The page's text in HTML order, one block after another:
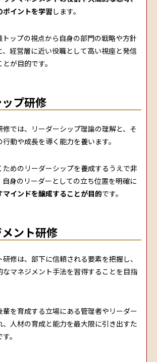
ポイントを学習 します。
トップの視点から自身の部門の戦略や方針
、経営層に近い役職として高い視座と発信
が目的です。
プ研修
修では、リーダーシップ理論の理解と、そ
動や成長を導く能力を養います。
ためのリーダーシップを養成するうえで非
自身のリーダーとしての立ち位置を明確に
マインドを醸成することが目的です。
ント研修
修は、部下に信頼される要素を把握し、
なマネジメント手法を習得することを目指
輩を育成する立場にある管理者やリーダー
、人材の育成と能力を最大限に引き出すた
。